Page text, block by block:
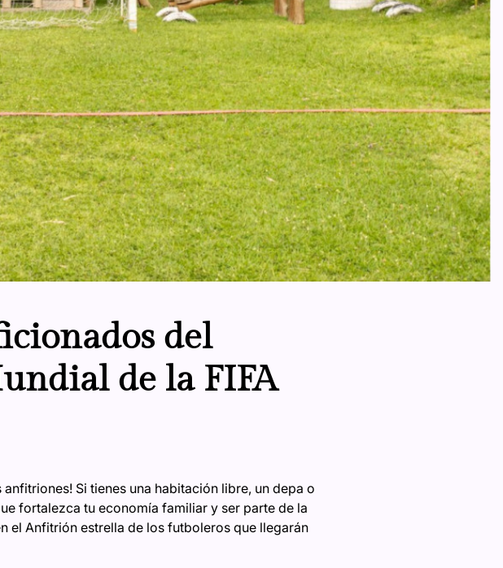
del
de la FIFA
Si tienes una habitación libre, un depa o
fortalezca tu economía familiar y ser parte de la
el Anfitrión estrella de los futboleros que llegarán